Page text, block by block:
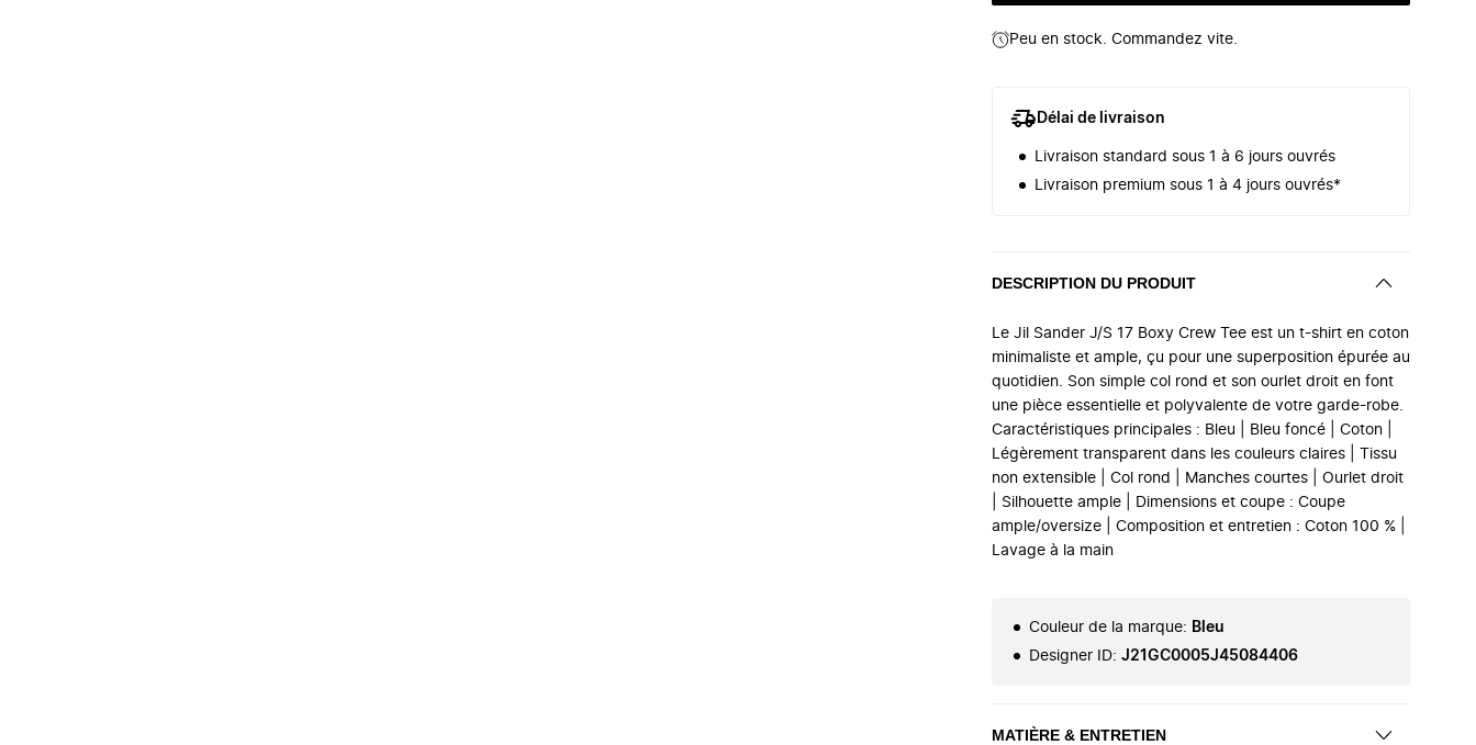
Peu en stock. Commandez vite.
Délai de livraison
Livraison standard sous 1 à 6 jours ouvrés
Livraison premium sous 1 à 4 jours ouvrés*
DESCRIPTION DU PRODUIT
Le Jil Sander J/S 17 Boxy Crew Tee est un t-shirt en coton
minimaliste et ample, çu pour une superposition épurée au
quotidien. Son simple col rond et son ourlet droit en font
une pièce essentielle et polyvalente de votre garde-robe.
Caractéristiques principales : Bleu | Bleu foncé | Coton |
Légèrement transparent dans les couleurs claires | Tissu
non extensible | Col rond | Manches courtes | Ourlet droit
| Silhouette ample | Dimensions et coupe : Coupe
ample/oversize | Composition et entretien : Coton 100 % |
Lavage à la main
Couleur de la marque: Bleu
Designer ID: J21GC0005J45084406
MATIÈRE & ENTRETIEN